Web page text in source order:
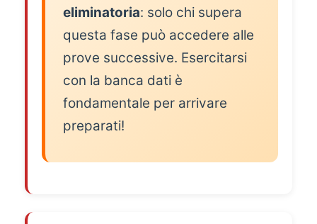
eliminatoria: solo chi supera
questa fase può accedere alle
prove successive. Esercitarsi
con la banca dati è
fondamentale per arrivare
preparati!